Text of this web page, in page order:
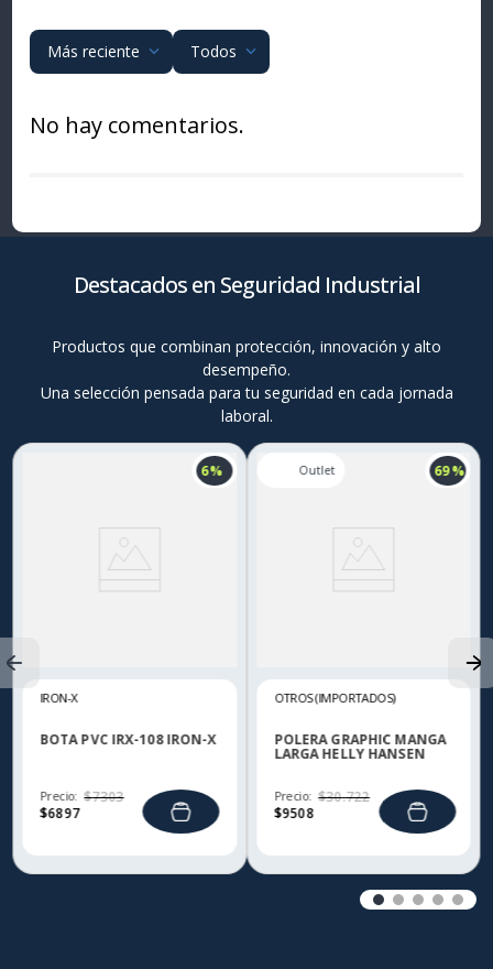
Más reciente Todos
No hay comentarios.
Destacados en Seguridad Industrial
Productos que combinan protección, innovación y alto
desempeño.
Una selección pensada para tu seguridad en cada jornada
laboral.
6 %
IRON-X
BOTA PVC IRX-108 IRON-X
Precio:
$6897
$7303
69 %
OTROS (IMPORTADOS)
POLERA GRAPHIC MANGA
LARGA HELLY HANSEN
Precio:
$9508
$30.722